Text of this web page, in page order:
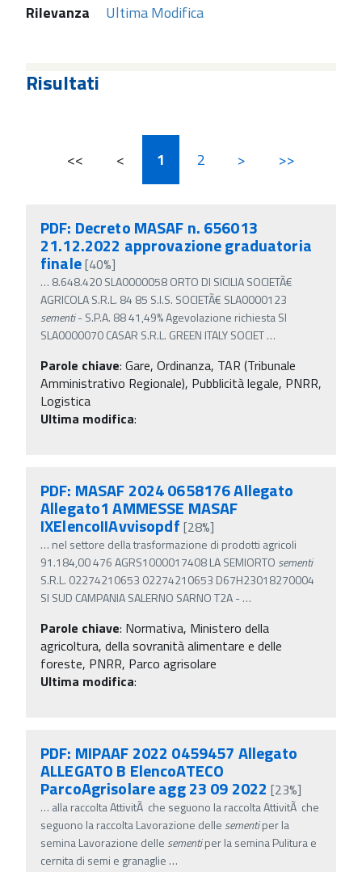
Rilevanza Ultima Modifica
Risultati
<< < 1 2 > >>
PDF: Decreto MASAF n. 656013
21.12.2022 approvazione graduatoria
finale[40%]
… 8.648.420 SLA0000058 ORTO DI SICILIA SOCIETÃ€
AGRICOLA S.R.L. 84 85 S.I.S. SOCIETÃ€ SLA0000123
sementi- S.P.A. 88 41,49% Agevolazione richiesta SI
SLA0000070 CASAR S.R.L. GREEN ITALY SOCIET…
Parole chiave: Gare, Ordinanza, TAR (Tribunale
Amministrativo Regionale), Pubblicità legale, PNRR,
Logistica
Ultima modifica:
PDF: MASAF 2024 0658176 Allegato
Allegato1 AMMESSE MASAF
IXElencoIIAvvisopdf [28%]
… nel settore della trasformazione di prodotti agricoli
91.184,00 476 AGRS1000017408 LA SEMIORTO sementi
S.R.L. 02274210653 02274210653 D67H23018270004
SI SUD CAMPANIA SALERNO SARNO T2A -…
Parole chiave: Normativa, Ministero della
agricoltura, della sovranità alimentare e delle
foreste, PNRR, Parco agrisolare
Ultima modifica:
PDF: MIPAAF 2022 0459457 Allegato
ALLEGATO B ElencoATECO
ParcoAgrisolare agg 23 09 2022 [23%]
… alla raccolta AttivitÃ che seguono la raccolta AttivitÃ che
seguono la raccolta Lavorazione delle sementiper la
semina Lavorazione delle sementiper la semina Pulitura e
cernita di semi e granaglie …